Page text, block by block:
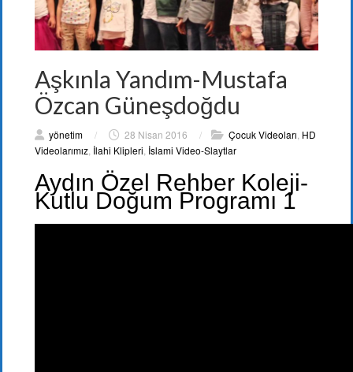
Aşkınla Yandım-Mustafa
Özcan Güneşdoğdu
yönetim / 28 Nisan 2016 / Çocuk Videoları HD
Videolarımız İlahi Klipleri İslami Video-Slaytlar
Aydın Özel Rehber Koleji-
Kutlu Doğum Programı 1